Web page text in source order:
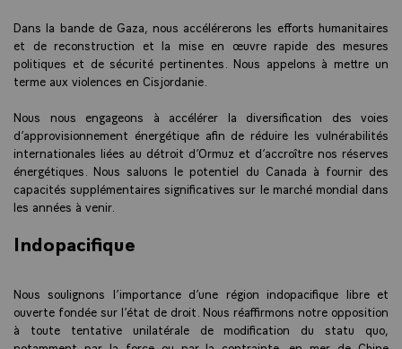
Dans la bande de Gaza, nous accélérerons les efforts humanitaires
et de reconstruction et la mise en œuvre rapide des mesures
politiques et de sécurité pertinentes. Nous appelons à mettre un
terme aux violences en Cisjordanie.
Nous nous engageons à accélérer la diversification des voies
d’approvisionnement énergétique afin de réduire les vulnérabilités
internationales liées au détroit d’Ormuz et d’accroître nos réserves
énergétiques. Nous saluons le potentiel du Canada à fournir des
capacités supplémentaires significatives sur le marché mondial dans
les années à venir.
Indopacifique
Nous soulignons l’importance d’une région indopacifique libre et
ouverte fondée sur l’état de droit. Nous réaffirmons notre opposition
à toute tentative unilatérale de modification du statu quo,